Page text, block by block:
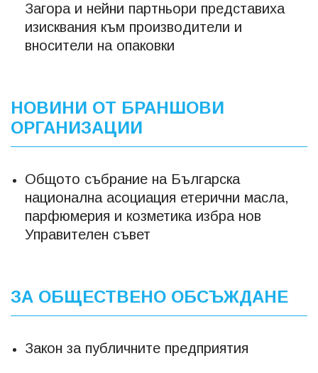
Загора и нейни партньори представиха
изисквания към производители и
вносители на опаковки
НОВИНИ ОТ БРАНШОВИ
ОРГАНИЗАЦИИ
Общото събрание на Българска
национална асоциация етерични масла,
парфюмерия и козметика избра нов
Управителен съвет
ЗА ОБЩЕСТВЕНО ОБСЪЖДАНЕ
Закон за публичните предприятия